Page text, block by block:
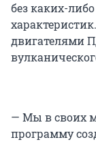
без каких-
двигателями
— Мы в своих
программу